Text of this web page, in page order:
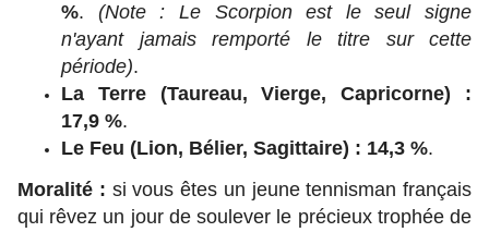
%. (Note : Le Scorpion est le seul signe
n'ayant jamais remporté le titre sur cette
période).
La Terre (Taureau, Vierge, Capricorne) :
17,9 %.
Le Feu (Lion, Bélier, Sagittaire) : 14,3 %.
Moralité : si vous êtes un jeune tennisman français
qui rêvez un jour de soulever le précieux trophée de